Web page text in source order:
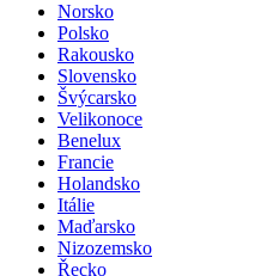
Norsko
Polsko
Rakousko
Slovensko
Švýcarsko
Velikonoce
Benelux
Francie
Holandsko
Itálie
Maďarsko
Nizozemsko
Řecko